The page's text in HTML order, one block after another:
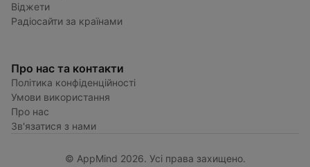
Віджети
Радіосайти за країнами
Про нас та контакти
Політика конфіденційності
Умови використання
Про нас
Зв'язатися з нами
© AppMind 2026. Усі права захищено.